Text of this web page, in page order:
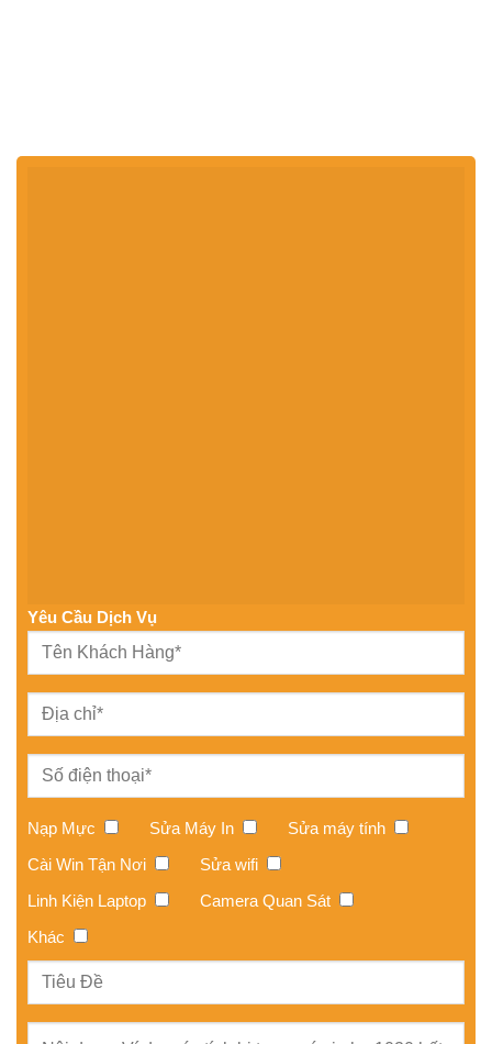
Yêu Cầu Dịch Vụ
Nạp Mực Sửa Máy In
Sửa máy tính
Cài Win Tận Nơi
Sửa wifi
Linh Kiện Laptop
Camera Quan Sát
Khác